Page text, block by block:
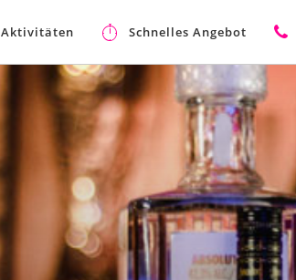
Aktivitäten Schnelles Angebot